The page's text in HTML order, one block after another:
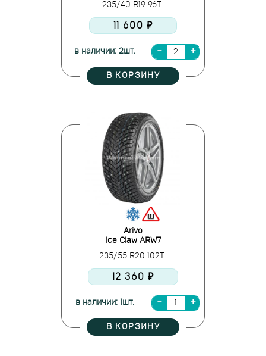
235/40 R19 96T
11 600 ₽
в наличии: 2шт.
В КОРЗИНУ
Arivo
Ice Claw ARW7
235/55 R20 102T
12 360 ₽
в наличии: 1шт.
В КОРЗИНУ